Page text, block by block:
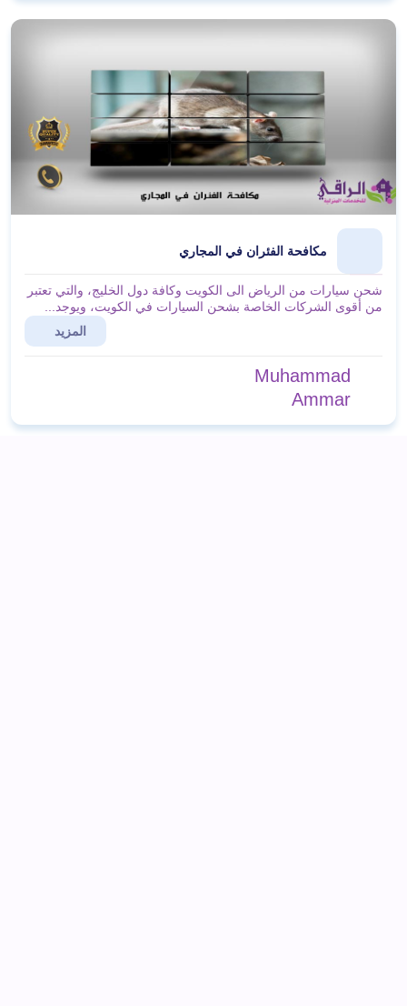
مكافحة الفئران في المجاري
شحن سيارات من الرياض الى الكويت وكافة دول الخليج، والتي تعتبر
من أقوى الشركات الخاصة بشحن السيارات في الكويت، ويوجد...
المزيد
Muhammad
Ammar